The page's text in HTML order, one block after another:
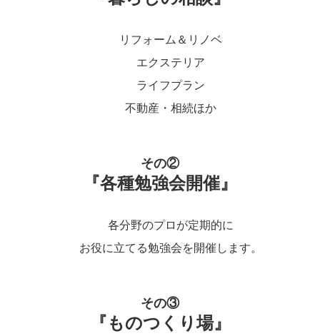
リフォーム＆リノベ
エクステリア
ライフプラン
不動産・相続ほか
その②
『各種勉強会開催』
各分野のプロが定期的に
お役に立てる勉強会を開催します。
その③
『ものつくり場』